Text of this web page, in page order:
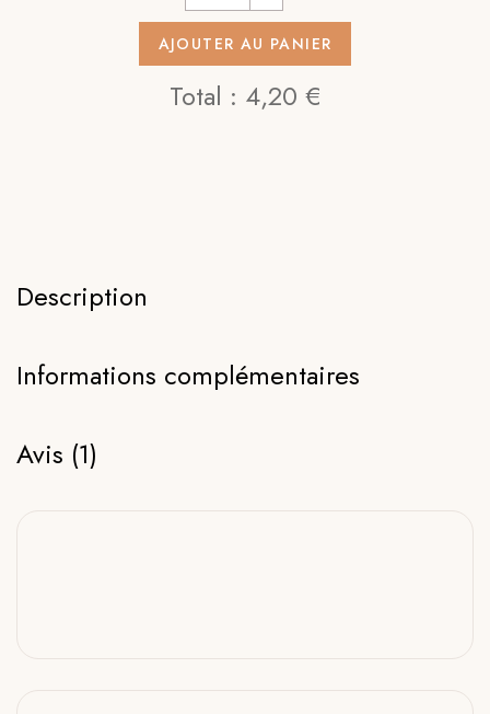
AJOUTER AU PANIER
Total : 4,20 €
Description
Informations complémentaires
Avis (1)